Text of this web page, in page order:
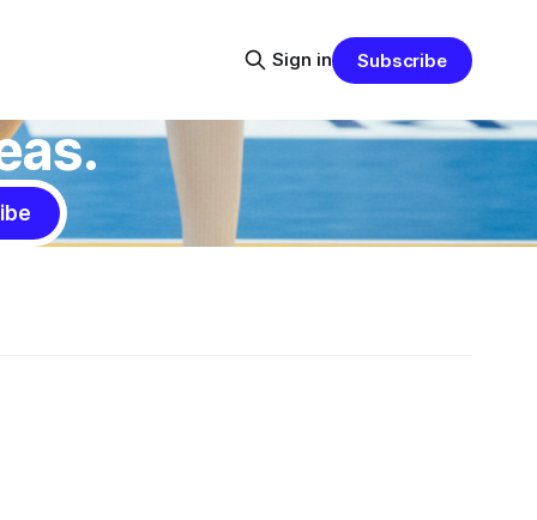
Sign in Subscribe